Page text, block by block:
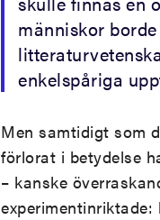
människor
enkelspåriga
Men samtidigt som
förlorat i betydelse
– kanske